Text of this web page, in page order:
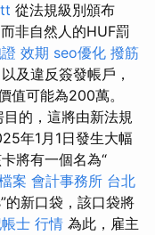
從法規級別頒布
非自然人的HUF罰
效期 seo優化 撥筋
及違反簽發帳戶，
值可能為200萬。
的，這將由新法規
年1月1日發生大幅
將有一個名為“
案 會計事務所 台北
的新口袋，該口袋將
士 行情 為此，雇主